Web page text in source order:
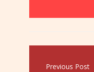
Previous Post